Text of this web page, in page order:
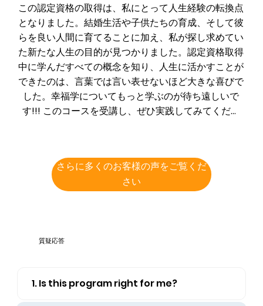
この認定資格の取得は、私にとって人生経験の転換点
となりました。結婚生活や子供たちの育成、そして彼
らを良い人間に育てることに加え、私が探し求めてい
た新たな人生の目的が見つかりました。認定資格取得
中に学んだすべての概念を知り、人生に活かすことが
できたのは、言葉では言い表せないほど大きな喜びで
した。幸福学についてもっと学ぶのが待ち遠しいで
す!!! このコースを受講し、ぜひ実践してみてくださ
さらに多くのお客様の声をご覧くだ
さい
質疑応答
1. Is this program right for me?